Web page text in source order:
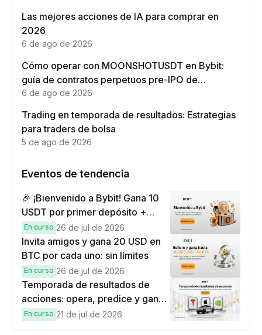
Las mejores acciones de IA para comprar en
2026
6 de ago de 2026
Cómo operar con MOONSHOTUSDT en Bybit:
guía de contratos perpetuos pre-IPO de
Moonshot AI
6 de ago de 2026
Trading en temporada de resultados: Estrategias
para traders de bolsa
5 de ago de 2026
Eventos de tendencia
🎉 ¡Bienvenido a Bybit! Gana 10
USDT por primer depósito +
hasta 9,999 USDT en
recompensas
En curso 26 de jul de 2026
Invita amigos y gana 20 USD en
BTC por cada uno: sin límites
En curso 26 de jul de 2026
Temporada de resultados de
acciones: opera, predice y gana
una Cybertruck.
En curso 21 de jul de 2026